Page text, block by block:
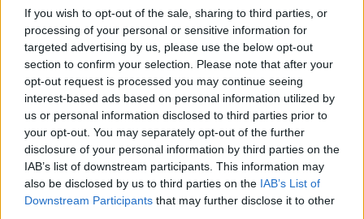
If you wish to opt-out of the sale, sharing to third parties, or
processing of your personal or sensitive information for
targeted advertising by us, please use the below opt-out
section to confirm your selection. Please note that after your
opt-out request is processed you may continue seeing
interest-based ads based on personal information utilized by
us or personal information disclosed to third parties prior to
your opt-out. You may separately opt-out of the further
disclosure of your personal information by third parties on the
IAB’s list of downstream participants. This information may
also be disclosed by us to third parties on the IAB’s List of
Downstream Participants that may further disclose it to other
Pytanie
Wczoraj 28.06) przez pomyłkę usunęłam krążek
antykoncepcyjny po 14 dniach. Prawidłowo
powinnam usunąć go dopiero 05 lipca, a nie
wczoraj. Pomyliłam się. wczoraj odbyłam
stosunek z mężem. Kupiłam w Turcji
tabletki”dzień po” (ella 30mg) i je użyłam. Nie
mam kolejnego krążka. do polski wrócę dopiero
w sobotę. powinnam zrobić teraz 7 dni przerwy i
włożyć nowy krążek w następną niedzielę? Czy
to będzie ok?
Forum:Ginekologia - specjalista radzi, dla
pacjentki
POWIĄZANE